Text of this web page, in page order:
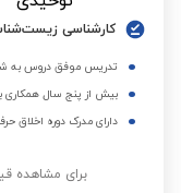
کارشناسی
تدریس موفق دروس به
بیش از پنج سال همکاری
دارای مدرک دوره اخلاق
برای مشاهده